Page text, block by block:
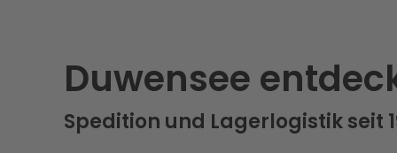
Duwensee
Spedition und Lagerlogistik seit